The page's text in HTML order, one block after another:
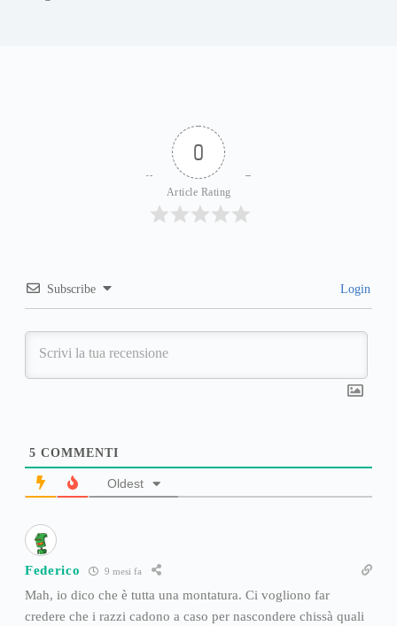
0
Article Rating
Subscribe Login
5 COMMENTI
Oldest
Federico 9 mesi fa
Mah, io dico che è tutta una montatura. Ci vogliono far
credere che i razzi cadono a caso per nascondere chissà quali